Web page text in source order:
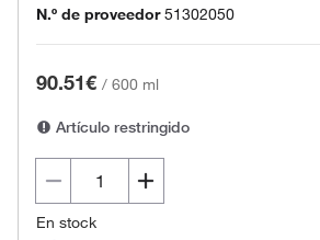
N.º de proveedor 51302050
90.51€ / 600 ml
Artículo restringido
En stock